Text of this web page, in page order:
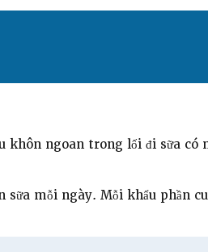
khôn ngoan trong lối đi sữa có
sữa mỗi ngày. Mỗi khẩu phần